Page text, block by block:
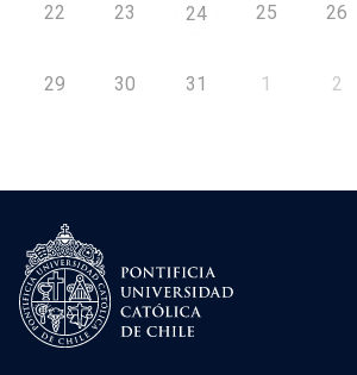
22 23 24 25 26
29 30 31 1 2